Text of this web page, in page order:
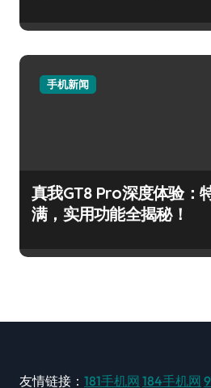
手机新闻
真我GT8 Pro深度体验：
满，实用功能全揭秘！
友情链接： 181手机网 184手机网